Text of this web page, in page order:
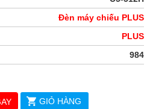
Đèn máy chiếu PLUS
PLUS
984
GIỎ HÀNG